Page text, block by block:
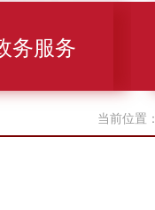
务服务
当前位置：